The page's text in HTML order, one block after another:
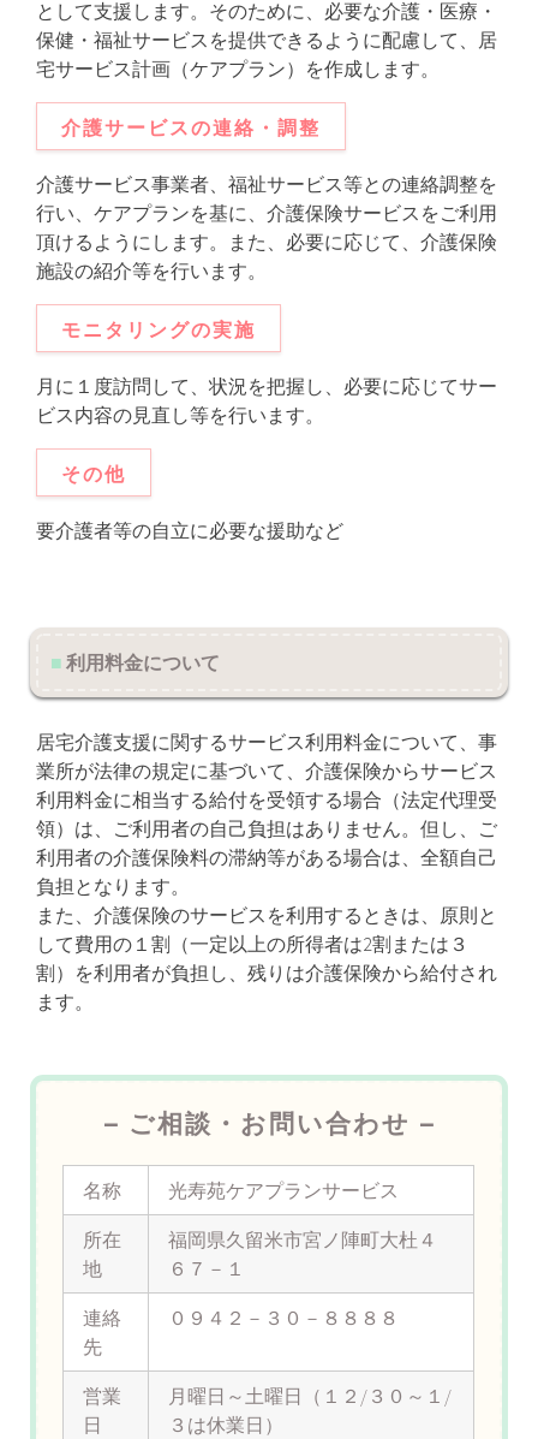
として支援します。そのために、必要な介護・医療・
保健・福祉サービスを提供できるように配慮して、居
宅サービス計画（ケアプラン）を作成します。
介護サービスの連絡・調整
介護サービス事業者、福祉サービス等との連絡調整を
行い、ケアプランを基に、介護保険サービスをご利用
頂けるようにします。また、必要に応じて、介護保険
施設の紹介等を行います。
モニタリングの実施
月に１度訪問して、状況を把握し、必要に応じてサー
ビス内容の見直し等を行います。
その他
要介護者等の自立に必要な援助など
■ 利用料金について
居宅介護支援に関するサービス利用料金について、事
業所が法律の規定に基づいて、介護保険からサービス
利用料金に相当する給付を受領する場合（法定代理受
領）は、ご利用者の自己負担はありません。但し、ご
利用者の介護保険料の滞納等がある場合は、全額自己
負担となります。
また、介護保険のサービスを利用するときは、原則と
して費用の１割（一定以上の所得者は2割または３
割）を利用者が負担し、残りは介護保険から給付され
ます。
– ご相談・お問い合わせ –
名称 光寿苑ケアプランサービス
所在
地
福岡県久留米市宮ノ陣町大杜４
６７－１
連絡
先
０９４２－３０－８８８８
営業
日
月曜日～土曜日（１２/３０～１/
３は休業日）